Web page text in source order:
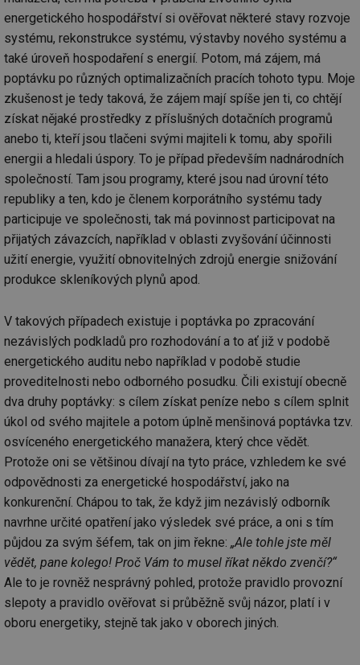
energetického hospodářství si ověřovat některé stavy rozvoje
systému, rekonstrukce systému, výstavby nového systému a
také úroveň hospodaření s energií. Potom, má zájem, má
poptávku po různých optimalizačních pracích tohoto typu. Moje
zkušenost je tedy taková, že zájem mají spíše jen ti, co chtějí
získat nějaké prostředky z příslušných dotačních programů
anebo ti, kteří jsou tlačeni svými majiteli k tomu, aby spořili
energii a hledali úspory. To je případ především nadnárodních
společností. Tam jsou programy, které jsou nad úrovní této
republiky a ten, kdo je členem korporátního systému tady
participuje ve společnosti, tak má povinnost participovat na
přijatých závazcích, například v oblasti zvyšování účinnosti
užití energie, využití obnovitelných zdrojů energie snižování
produkce skleníkových plynů apod.
V takových případech existuje i poptávka po zpracování
nezávislých podkladů pro rozhodování a to ať již v podobě
energetického auditu nebo například v podobě studie
proveditelnosti nebo odborného posudku. Čili existují obecně
dva druhy poptávky: s cílem získat peníze nebo s cílem splnit
úkol od svého majitele a potom úplně menšinová poptávka tzv.
osvíceného energetického manažera, který chce vědět.
Protože oni se většinou dívají na tyto práce, vzhledem ke své
odpovědnosti za energetické hospodářství, jako na
konkurenční. Chápou to tak, že když jim nezávislý odborník
navrhne určité opatření jako výsledek své práce, a oni s tím
půjdou za svým šéfem, tak on jim řekne: „Ale tohle jste měl
vědět, pane kolego! Proč Vám to musel říkat někdo zvenčí?“
Ale to je rovněž nesprávný pohled, protože pravidlo provozní
slepoty a pravidlo ověřovat si průběžně svůj názor, platí i v
oboru energetiky, stejně tak jako v oborech jiných.